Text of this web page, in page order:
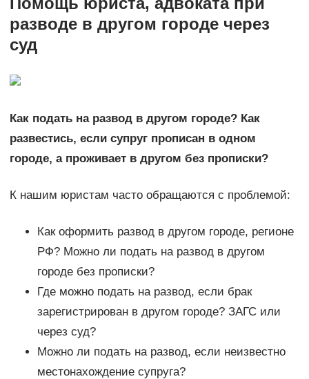
разводе в другом городе через
суд
Как подать на развод в другом городе? Как
развестись, если супруг прописан в одном
городе, а проживает в другом без прописки?
К нашим юристам часто обращаются с проблемой:
Как оформить развод в другом городе, регионе
РФ? Можно ли подать на развод в другом
городе без прописки?
Где можно подать на развод, если брак
зарегистрирован в другом городе? ЗАГС или
через суд?
Можно ли подать на развод, если неизвестно
местонахождение супруга?